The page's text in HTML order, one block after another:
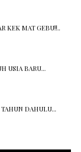
KEK MAT GEBU!!..
USIA BARU...
DAHULU...